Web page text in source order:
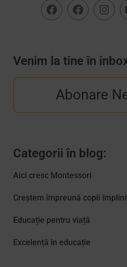
Venim la tine în
Abonare
Categorii în blog:
Aici cresc Montessori
Creștem împreună copii
Educație pentru viață
Excelență în educație